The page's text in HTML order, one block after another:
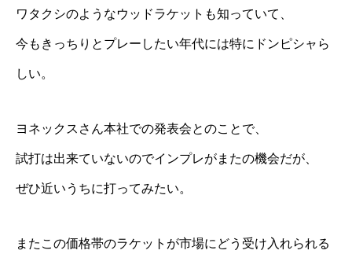
ワタクシのようなウッドラケットも知っていて、
今もきっちりとプレーしたい年代には特にドンピシャら
しい。
ヨネックスさん本社での発表会とのことで、
試打は出来ていないのでインプレがまたの機会だが、
ぜひ近いうちに打ってみたい。
またこの価格帯のラケットが市場にどう受け入れられる